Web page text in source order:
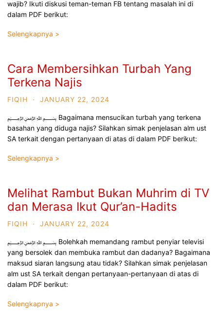
wajib? Ikuti diskusi teman-teman FB tentang masalah ini di
dalam PDF berikut:
Selengkapnya >
Cara Membersihkan Turbah Yang
Terkena Najis
FIQIH · JANUARY 22, 2024
﷽ Bagaimana mensucikan turbah yang terkena
basahan yang diduga najis? Silahkan simak penjelasan alm ust
SA terkait dengan pertanyaan di atas di dalam PDF berikut:
Selengkapnya >
Melihat Rambut Bukan Muhrim di TV
dan Merasa Ikut Qur’an-Hadits
FIQIH · JANUARY 22, 2024
﷽ Bolehkah memandang rambut penyiar televisi
yang bersolek dan membuka rambut dan dadanya? Bagaimana
maksud siaran langsung atau tidak? Silahkan simak penjelasan
alm ust SA terkait dengan pertanyaan-pertanyaan di atas di
dalam PDF berikut:
Selengkapnya >